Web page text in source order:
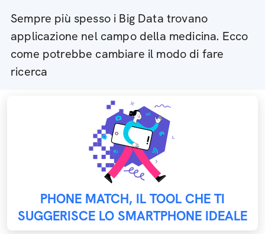
Sempre più spesso i Big Data trovano
applicazione nel campo della medicina. Ecco
come potrebbe cambiare il modo di fare
ricerca
PHONE MATCH, IL TOOL CHE TI
SUGGERISCE LO SMARTPHONE IDEALE